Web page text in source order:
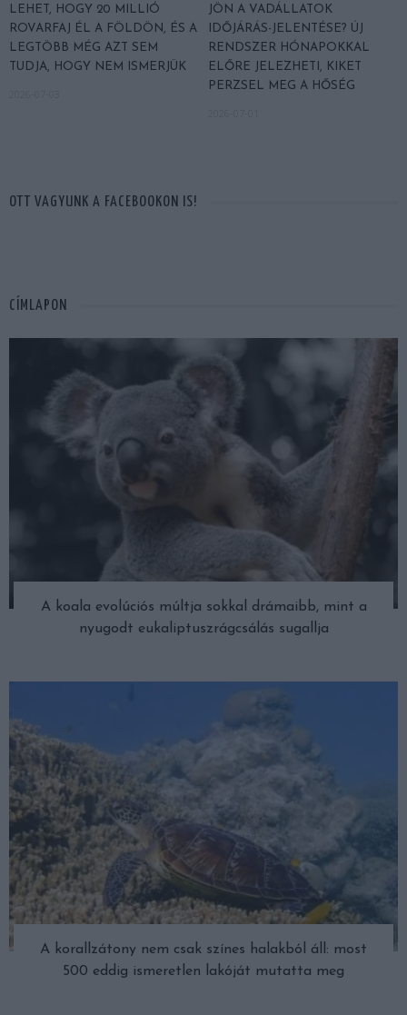
LEHET, HOGY 20 MILLIÓ
ROVARFAJ ÉL A FÖLDÖN, ÉS A
LEGTÖBB MÉG AZT SEM
TUDJA, HOGY NEM ISMERJÜK
JÖN A VADÁLLATOK
IDŐJÁRÁS-JELENTÉSE? ÚJ
RENDSZER HÓNAPOKKAL
ELŐRE JELEZHETI, KIKET
PERZSEL MEG A HŐSÉG
OTT VAGYUNK A FACEBOOKON IS!
CÍMLAPON
A koala evolúciós múltja sokkal drámaibb, mint a
nyugodt eukaliptuszrágcsálás sugallja
A korallzátony nem csak színes halakból áll: most
500 eddig ismeretlen lakóját mutatta meg